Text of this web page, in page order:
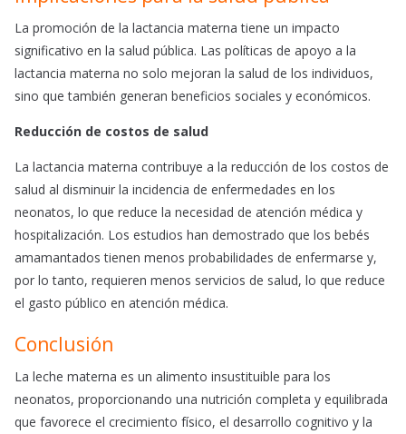
La promoción de la lactancia materna tiene un impacto
significativo en la salud pública. Las políticas de apoyo a la
lactancia materna no solo mejoran la salud de los individuos,
sino que también generan beneficios sociales y económicos.
Reducción de costos de salud
La lactancia materna contribuye a la reducción de los costos de
salud al disminuir la incidencia de enfermedades en los
neonatos, lo que reduce la necesidad de atención médica y
hospitalización. Los estudios han demostrado que los bebés
amamantados tienen menos probabilidades de enfermarse y,
por lo tanto, requieren menos servicios de salud, lo que reduce
el gasto público en atención médica.
Conclusión
La leche materna es un alimento insustituible para los
neonatos, proporcionando una nutrición completa y equilibrada
que favorece el crecimiento físico, el desarrollo cognitivo y la